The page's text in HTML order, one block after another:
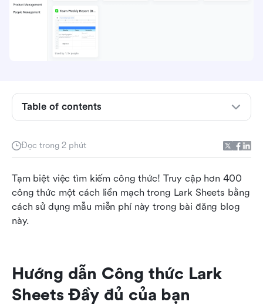
Đọc trong 2 phút
Tạm biệt việc tìm kiếm công thức! Truy cập hơn 400
công thức một cách liền mạch trong Lark Sheets bằng
cách sử dụng mẫu miễn phí này trong bài đăng blog
này.
Hướng dẫn Công thức Lark
Sheets Đầy đủ của bạn
Table of contents
Hướng dẫn Công thức Lark Sheets Đầy đủ của
bạn
Vượt ra ngoài các công thức: Nâng cao sự hợp
tác với các tính năng của Lark Sheets
Giải pháp toàn diện: Lark, ứng dụng siêu cấp
của bạn để tăng cường năng suất làm việc